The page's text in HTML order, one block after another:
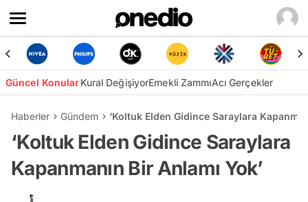
Güncel KonularKural DeğişiyorEmekli ZammıAcı Gerçekler
Haberler Gündem ‘Koltuk Elden Gidince Saraylara
‘Koltuk Elden Gidince Saraylara
Kapanmanın Bir Anlamı Yok’